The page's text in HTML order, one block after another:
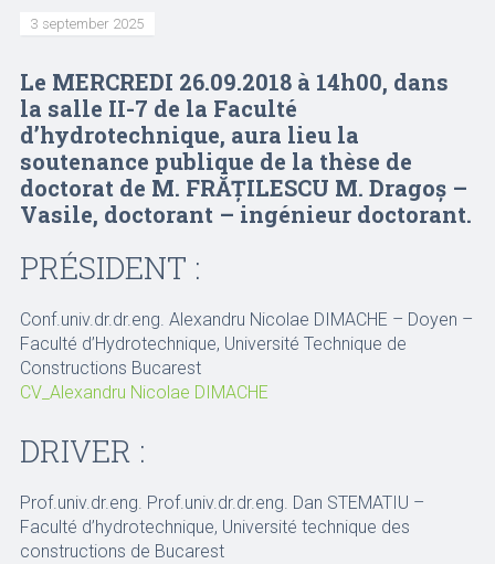
3 september 2025
Le MERCREDI 26.09.2018 à 14h00, dans
la salle II-7 de la Faculté
d’hydrotechnique, aura lieu la
soutenance publique de la thèse de
doctorat de M. FRĂȚILESCU M. Dragoș –
Vasile, doctorant – ingénieur doctorant.
PRÉSIDENT :
Conf.univ.dr.dr.eng. Alexandru Nicolae DIMACHE – Doyen –
Faculté d’Hydrotechnique, Université Technique de
Constructions Bucarest
CV_Alexandru Nicolae DIMACHE
DRIVER :
Prof.univ.dr.eng. Prof.univ.dr.dr.eng. Dan STEMATIU –
Faculté d’hydrotechnique, Université technique des
constructions de Bucarest